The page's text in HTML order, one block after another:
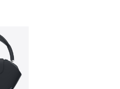
图像